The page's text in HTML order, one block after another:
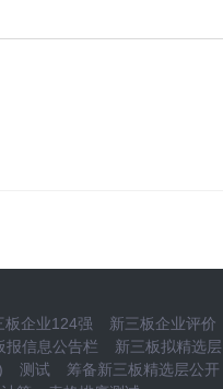
板企业124强
新三板企业评价
报信息公告栏
新三板拟精选层
测试
筹备新三板精选层公开